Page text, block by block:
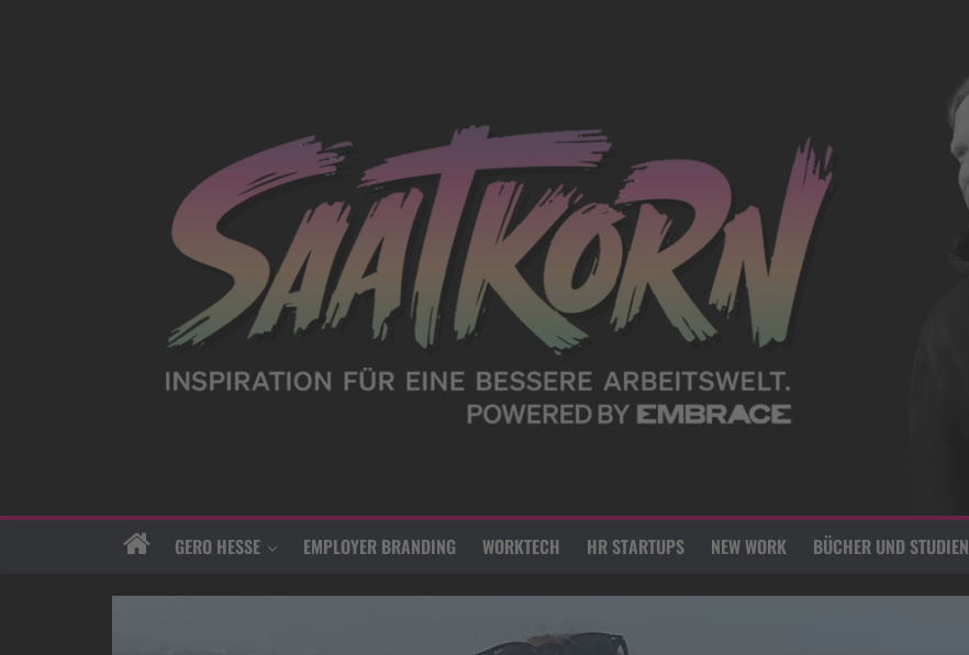
GERO HESSE EMPLOYER BRANDING WORKTECH HR STARTUPS NEW WORK BÜCHER UND STUDIEN